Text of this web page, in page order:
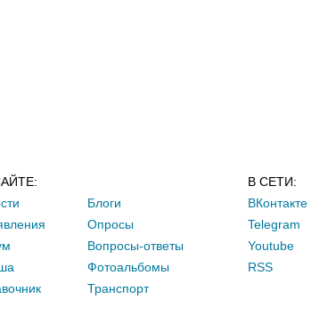
Блоги
Опросы
Вопросы-ответы
Фотоальбомы
Транспорт
В СЕТИ:
ВКонтакте
Telegram
Youtube
RSS